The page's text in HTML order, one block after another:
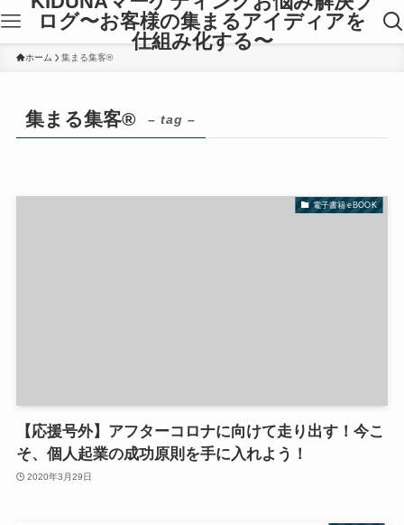
ログ〜お客様の集まるアイディアを
仕組み化する〜
ホーム 集まる集客®
集まる集客® – tag –
電子書籍 eBOOK
【応援号外】アフターコロナに向けて走り出す！今こ
そ、個人起業の成功原則を手に入れよう！
2020年3月29日